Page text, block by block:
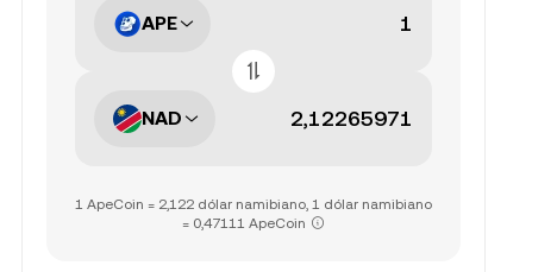
APE
NAD
1 ApeCoin = 2,122 dólar namibiano, 1 dólar namibiano
= 0,47111 ApeCoin